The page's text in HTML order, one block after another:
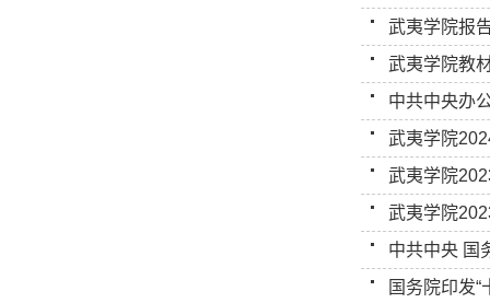
武夷学院报
武夷学院教
中共中央办
武夷学院
武夷学院
武夷学院
中共中央 国
国务院印发